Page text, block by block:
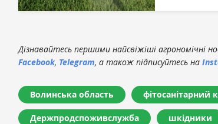
Дізнавайтесь першими найсвіжіші агрономічні
Facebook, Telegram, а також підписуйтесь на
Волинська область фітосанітарний
Держпродспоживслужба шкідники